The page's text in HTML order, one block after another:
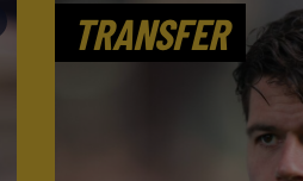
TRANSFER